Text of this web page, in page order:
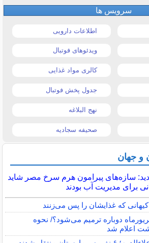
سرویس ها
اطلاعات دارویی
ویدئوهای فوتبال
کالری مواد غذایی
جدول پخش فوتبال
نهج البلاغه
صحیفه سجادیه
و جهان
سازه‌های پیرامون هرم سرخ مصر شاید
برای مدیریت آب بودند
که غذایشان را پس می‌زنند
دوباره ترمیم می‌شود؟/ نحوه
اعلام شد